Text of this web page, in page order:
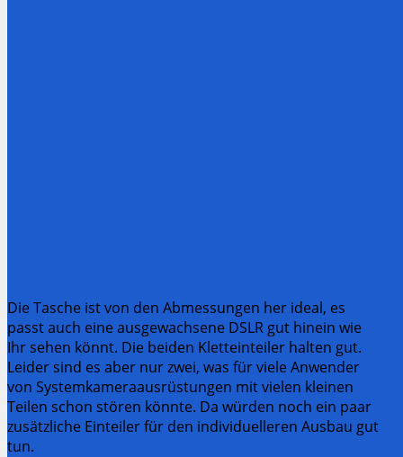
Die Tasche ist von den Abmessungen her ideal, es
passt auch eine ausgewachsene DSLR gut hinein wie
Ihr sehen könnt. Die beiden Kletteinteiler halten gut.
Leider sind es aber nur zwei, was für viele Anwender
von Systemkameraausrüstungen mit vielen kleinen
Teilen schon stören könnte. Da würden noch ein paar
zusätzliche Einteiler für den individuelleren Ausbau gut
tun.